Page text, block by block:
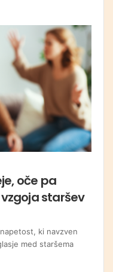
oče pa
staršev
ki navzven
med staršema